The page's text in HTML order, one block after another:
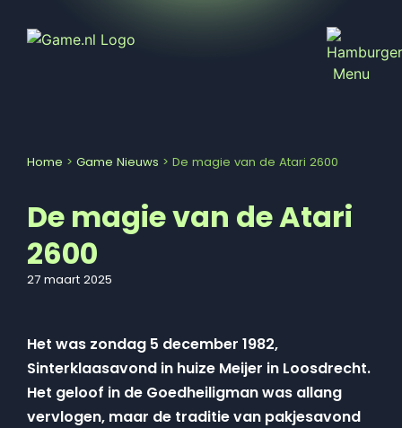
Home > Game Nieuws > De magie van de Atari 2600
De magie van de Atari
2600
27 maart 2025
Het was zondag 5 december 1982,
Sinterklaasavond in huize Meijer in Loosdrecht.
Het geloof in de Goedheiligman was allang
vervlogen, maar de traditie van pakjesavond